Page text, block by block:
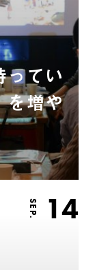
てい
を増や
SEP. 14